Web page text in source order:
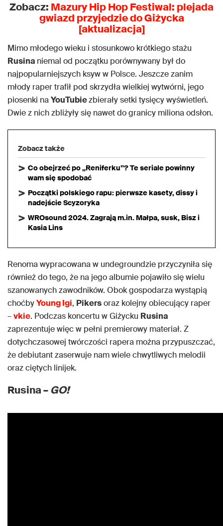
Zobacz: Mazury Hip Hop Festiwal: plejada
gwiazd przyjedzie do Giżycka
[aktualizacja]
Mimo młodego wieku i stosunkowo krótkiego stażu
Rusina niemal od początku porównywany był do
najpopularniejszych ksyw w Polsce. Jeszcze zanim
młody raper trafił pod skrzydła wielkiej wytwórni, jego
piosenki naYouTubiezbierały setki tysięcy wyświetleń.
Dwie z nich zbliżyły się nawet do granicy miliona odsłon.
Zobacz także
Co obejrzeć po „Reniferku”? Te seriale powinny
wam się spodobać
Początki polskiego rapu: pierwsze kasety, dissy i
nadejście Scyzoryka
WROsound 2024. Zagrają m.in. Małpa, susk, Bisz i
Kasia Lins
Renoma wypracowana w undegroundzie przyczyniła się
również do tego, że na jego albumie pojawiło się wielu
szanowanych zawodników. Obok gospodarza wystąpią
choćbyYoung Igi, Pikersoraz kolejny obiecujący raper
–vkie. Podczas koncertu w Giżycku Rusina
zaprezentuje więc w pełni premierowy materiał. Z
dotychczasowej twórczości rapera można przypuszczać,
że debiutant zaserwuje nam wiele chwytliwych melodii
oraz ciętych linijek.
Rusina – GO!